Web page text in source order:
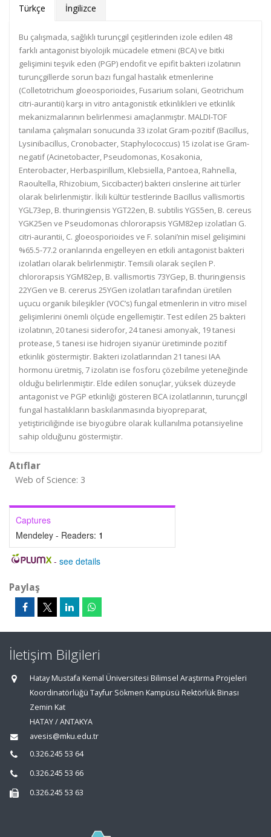
Türkçe İngilizce
Bu çalışmada, sağlıklı turunçgil çeşitlerinden izole edilen 48
farklı antagonist biyolojik mücadele etmeni (BCA) ve bitki
gelişimini teşvik eden (PGP) endofit ve epifit bakteri izolatının
turunçgillerde sorun bazı fungal hastalık etmenlerine
(Colletotrichum gloeosporioides, Fusarium solani, Geotrichum
citri-aurantii) karşı in vitro antagonistik etkinlikleri ve etkinlik
mekanizmalarının belirlenmesi amaçlanmıştır. MALDI-TOF
tanılama çalışmaları sonucunda 33 izolat Gram-pozitif (Bacillus,
Lysinibacillus, Cronobacter, Staphylococcus) 15 izolat ise Gram-
negatif (Acinetobacter, Pseudomonas, Kosakonia,
Enterobacter, Herbaspirillum, Klebsiella, Pantoea, Rahnella,
Raoultella, Rhizobium, Siccibacter) bakteri cinslerine ait türler
olarak belirlenmiştir. İkili kültür testlerinde Bacillus vallismortis
YGL73ep, B. thuringiensis YGT22en, B. subtilis YGS5en, B. cereus
YGK25en ve Pseudomonas chlororapsis YGM82ep izolatları G.
citri-aurantii, C. gloeosporioides ve F. solani’nin misel gelişimini
%65.5-77.2 oranlarında engelleyen en etkili antagonist bakteri
izolatları olarak belirlenmiştir. Temsili olarak seçilen P.
chlororapsis YGM82ep, B. vallismortis 73YGep, B. thuringiensis
22YGen ve B. cererus 25YGen izolatları tarafından üretilen
uçucu organik bileşikler (VOC’s) fungal etmenlerin in vitro misel
gelişimlerini önemli ölçüde engellemiştir. Test edilen 25 bakteri
izolatının, 20 tanesi siderofor, 24 tanesi amonyak, 19 tanesi
protease, 5 tanesi ise hidrojen siyanür üretiminde pozitif
etkinlik göstermiştir. Bakteri izolatlarından 21 tanesi IAA
hormonu üretmiş, 7 izolatın ise fosforu çözebilme yeteneğinde
olduğu belirlenmiştir. Elde edilen sonuçlar, yüksek düzeyde
antagonist ve PGP etkinliği gösteren BCA izolatlarının, turunçgil
fungal hastalıkların baskılanmasında biyopreparat,
yetiştiriciliğinde ise biyogübre olarak kullanılma potansiyeline
sahip olduğunu göstermiştir.
Atıflar
Web of Science: 3
Captures
Mendeley - Readers: 1
- see details
Paylaş
İletişim Bilgileri
Hatay Mustafa Kemal Üniversitesi Bilimsel Araştırma Projeleri
Koordinatörlüğü Tayfur Sökmen Kampüsü Rektörlük Binası
Zemin Kat
HATAY / ANTAKYA
avesis@mku.edu.tr
0.326.245 53 64
0.326.245 53 66
0.326.245 53 63